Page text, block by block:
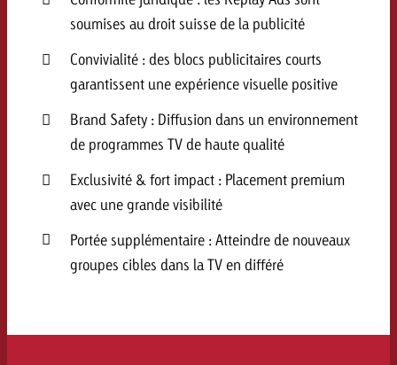
soumises au droit suisse de la publicité
Convivialité : des blocs publicitaires courts
garantissent une expérience visuelle positive
Brand Safety : Diffusion dans un environnement
de programmes TV de haute qualité
Exclusivité & fort impact : Placement premium
avec une grande visibilité
Portée supplémentaire : Atteindre de nouveaux
groupes cibles dans la TV en différé